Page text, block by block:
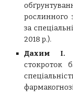
рослинного
за
2018 р.).
Дахим
стокроток